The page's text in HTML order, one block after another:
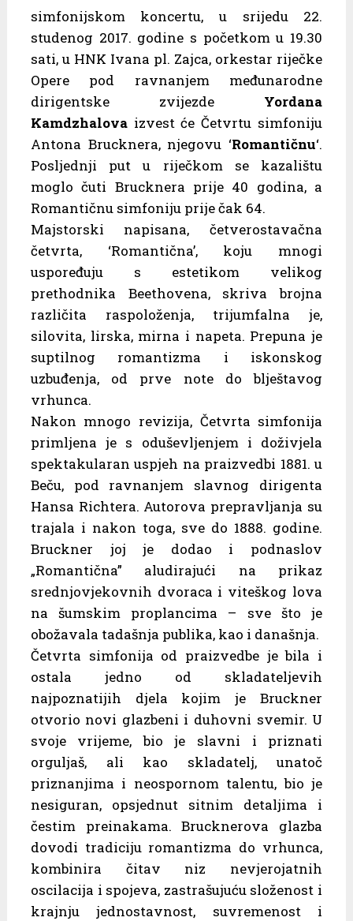
simfonijskom koncertu, u srijedu 22.
studenog 2017. godine s početkom u 19.30
sati, u HNK Ivana pl. Zajca, orkestar riječke
Opere pod ravnanjem međunarodne
dirigentske zvijezde Yordana
Kamdzhalovaizvest će Četvrtu simfoniju
Antona Brucknera, njegovu ‘Romantičnu‘.
Posljednji put u riječkom se kazalištu
moglo čuti Brucknera prije 40 godina, a
Romantičnu simfoniju prije čak 64.
Majstorski napisana, četverostavačna
četvrta, ‘Romantična’, koju mnogi
uspoređuju s estetikom velikog
prethodnika Beethovena, skriva brojna
različita raspoloženja, trijumfalna je,
silovita, lirska, mirna i napeta. Prepuna je
suptilnog romantizma i iskonskog
uzbuđenja, od prve note do blještavog
vrhunca.
Nakon mnogo revizija, Četvrta simfonija
primljena je s oduševljenjem i doživjela
spektakularan uspjeh na praizvedbi 1881. u
Beču, pod ravnanjem slavnog dirigenta
Hansa Richtera. Autorova prepravljanja su
trajala i nakon toga, sve do 1888. godine.
Bruckner joj je dodao i podnaslov
„Romantična” aludirajući na prikaz
srednjovjekovnih dvoraca i viteškog lova
na šumskim proplancima – sve što je
obožavala tadašnja publika, kao i današnja.
Četvrta simfonija od praizvedbe je bila i
ostala jedno od skladateljevih
najpoznatijih djela kojim je Bruckner
otvorio novi glazbeni i duhovni svemir. U
svoje vrijeme, bio je slavni i priznati
orguljaš, ali kao skladatelj, unatoč
priznanjima i neospornom talentu, bio je
nesiguran, opsjednut sitnim detaljima i
čestim preinakama. Brucknerova glazba
dovodi tradiciju romantizma do vrhunca,
kombinira čitav niz nevjerojatnih
oscilacija i spojeva, zastrašujuću složenost i
krajnju jednostavnost, suvremenost i